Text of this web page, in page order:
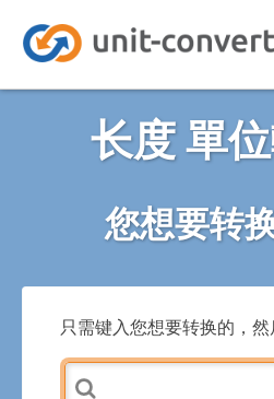
长度 單
您想要转
只需键入您想要转换的，